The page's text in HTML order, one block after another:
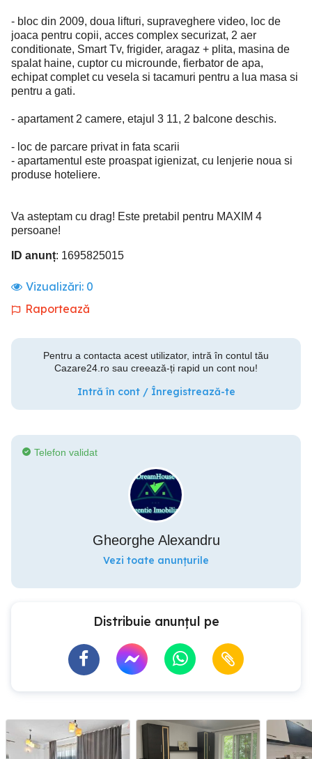
- bloc din 2009, doua lifturi, supraveghere video, loc de
joaca pentru copii, acces complex securizat, 2 aer
conditionate, Smart Tv, frigider, aragaz + plita, masina de
spalat haine, cuptor cu microunde, fierbator de apa,
echipat complet cu vesela si tacamuri pentru a lua masa si
pentru a gati.
- apartament 2 camere, etajul 3 11, 2 balcone deschis.
- loc de parcare privat in fata scarii
- apartamentul este proaspat igienizat, cu lenjerie noua si
produse hoteliere.
Va asteptam cu drag! Este pretabil pentru MAXIM 4
persoane!
ID anunț: 1695825015
Vizualizări: 0
Raportează
Pentru a contacta acest utilizator, intră în contul tău
Cazare24.ro sau creează-ți rapid un cont nou!
Intră în cont / Înregistrează-te
Telefon validat
Gheorghe Alexandru
Vezi toate anunțurile
Distribuie anunțul pe